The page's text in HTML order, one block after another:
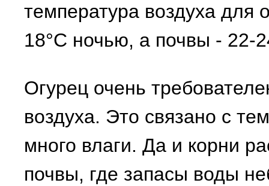
температура воздуха для
18°С ночью, а почвы - 22-
Огурец очень
воздуха. Это связано с
много влаги. Да и корни
почвы, где запасы воды